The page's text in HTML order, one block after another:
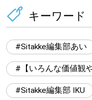
キーワード
Sitakke編集部あい
【いろんな価値観
Sitakke編集部 IKU